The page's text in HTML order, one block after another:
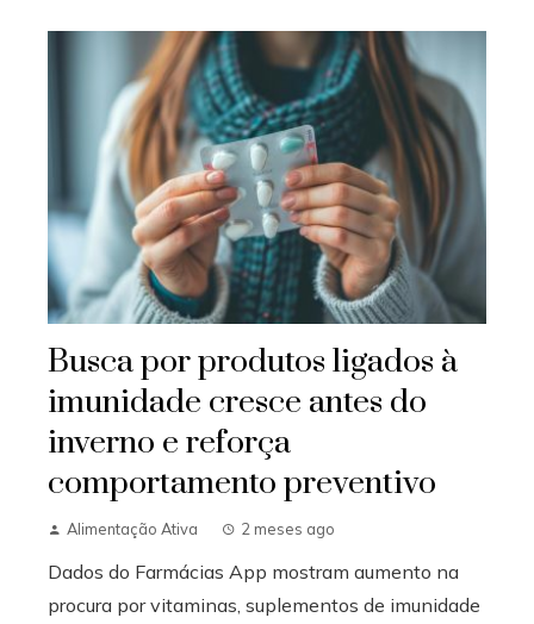
Busca por produtos ligados à
imunidade cresce antes do
inverno e reforça
comportamento preventivo
Alimentação Ativa 2 meses ago
Dados do Farmácias App mostram aumento na
procura por vitaminas, suplementos de imunidade